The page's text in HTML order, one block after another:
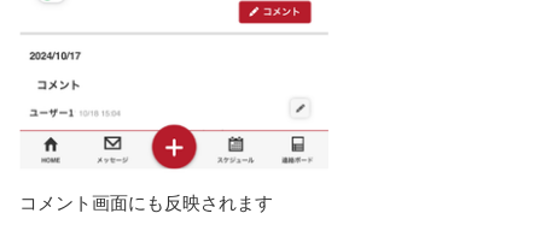
コメント画面にも反映されます